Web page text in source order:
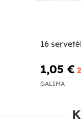
16
1,05 €
GALIMA